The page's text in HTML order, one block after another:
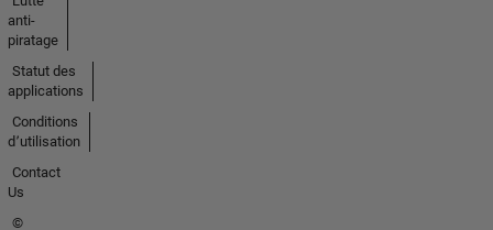
anti-
piratage
Statut des
applications
Conditions
d՚utilisation
Contact
Us
©